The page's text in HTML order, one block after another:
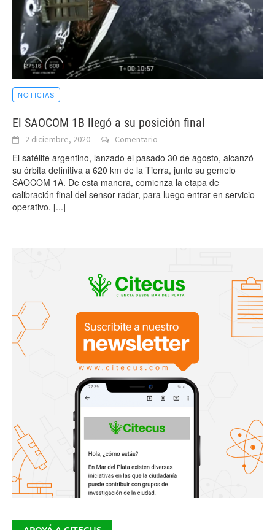
NOTICIAS
El SAOCOM 1B llegó a su posición final
2 diciembre, 2020 Comentario
El satélite argentino, lanzado el pasado 30 de agosto, alcanzó
su órbita definitiva a 620 km de la Tierra, junto su gemelo
SAOCOM 1A. De esta manera, comienza la etapa de
calibración final del sensor radar, para luego entrar en servicio
operativo. [...]